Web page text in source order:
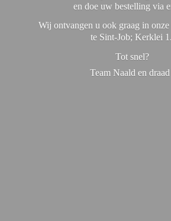
en doe uw bestelling via
Wij ontvangen u ook graag in
te Sint-Job; Kerklei 1.
Tot snel?
Team Naald en